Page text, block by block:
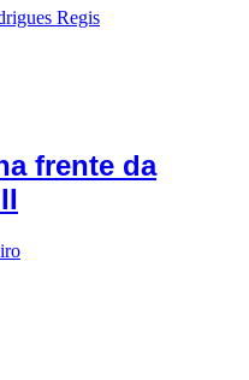
frente da